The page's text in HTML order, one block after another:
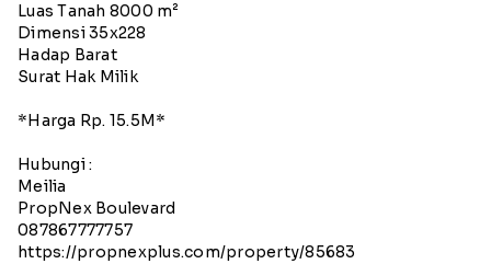
Luas Tanah 8000 m²
Dimensi 35x228
Hadap Barat
Surat Hak Milik
*Harga Rp. 15.5M*
Hubungi :
Meilia
PropNex Boulevard
087867777757
https://propnexplus.com/property/85683